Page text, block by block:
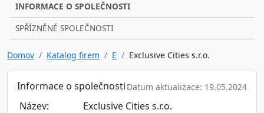
INFORMACE O SPOLEČNOSTI
SPŘÍZNĚNÉ SPOLEČNOSTI
Domov Katalog firem E Exclusive Cities s.r.o.
Informace o společnosti Datum aktualizace: 19.05.2024
Název:
Exclusive Cities s.r.o.